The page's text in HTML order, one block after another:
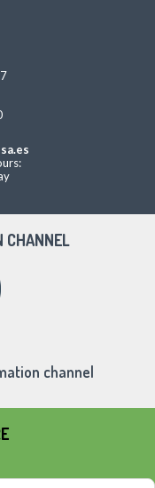
CHANNEL
channel